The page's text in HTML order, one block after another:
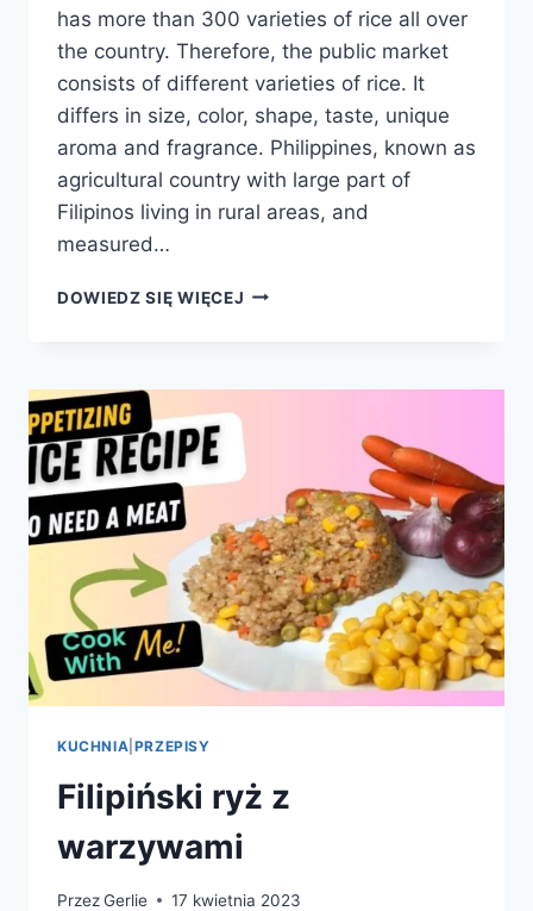
has more than 300 varieties of rice all over
the country. Therefore, the public market
consists of different varieties of rice. It
differs in size, color, shape, taste, unique
aroma and fragrance. Philippines, known as
agricultural country with large part of
Filipinos living in rural areas, and
measured…
DOWIEDZ SIĘ WIĘCEJ RYŻ
JEGO
KUCHNIA PRZEPISY
Filipiński ryż z
warzywami
PrzezGerlie 17 kwietnia 2023